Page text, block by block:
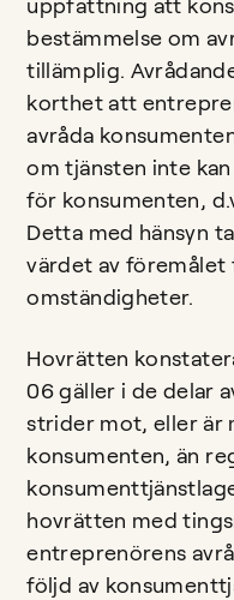
uppfattning att
bestämmelse om
tillämplig.
korthet att
avråda
om tjänsten inte
för konsumenten,
Detta med hänsyn
värdet av föremålet
omständigheter.
Hovrätten
06 gäller i de delar
strider mot, eller är
konsumenten, än
hovrätten med
entreprenörens
följd av